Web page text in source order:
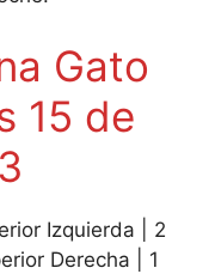
Gato
15 de
Izquierda | 2
Derecha | 1